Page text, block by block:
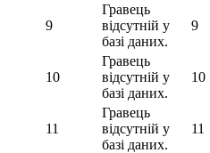
9
Гравець
відсутній у
базі даних.
9
10
Гравець
відсутній у
базі даних.
10
11
Гравець
відсутній у
базі даних.
11